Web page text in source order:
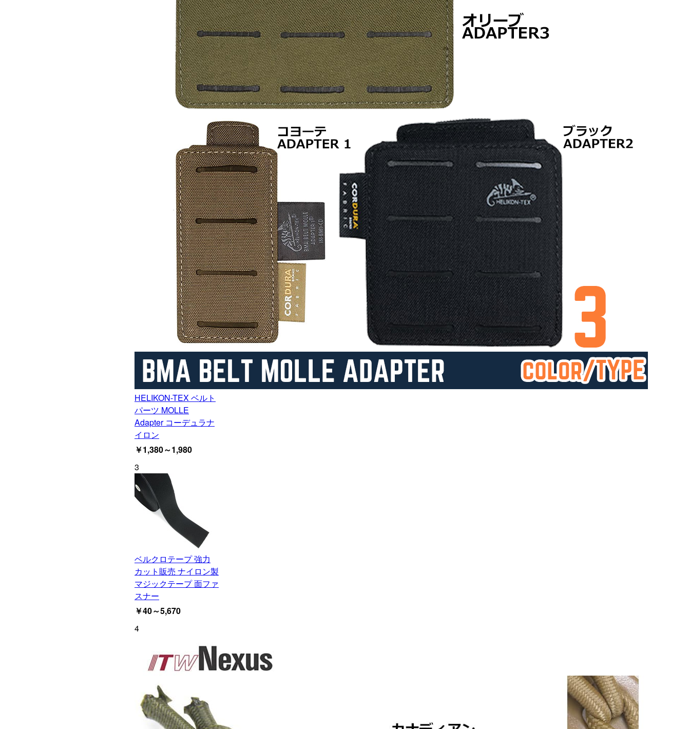
HELIKON-TEX ベルト
パーツ MOLLE
Adapter コーデュラナ
イロン
￥1,380～1,980
3
ベルクロテープ 強力
カット販売 ナイロン製
マジックテープ 面ファ
スナー
￥40～5,670
4